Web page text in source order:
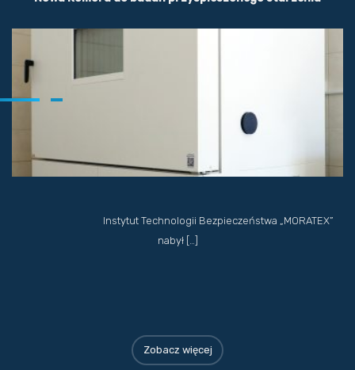
Instytut Technologii Bezpieczeństwa „MORATEX”
nabył […]
Zobacz więcej